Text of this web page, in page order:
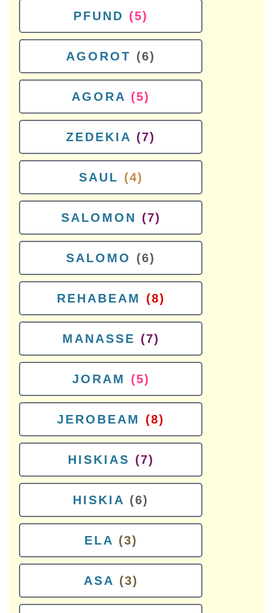
PFUND (5)
AGOROT (6)
AGORA (5)
ZEDEKIA (7)
SAUL (4)
SALOMON (7)
SALOMO (6)
REHABEAM (8)
MANASSE (7)
JORAM (5)
JEROBEAM (8)
HISKIAS (7)
HISKIA (6)
ELA (3)
ASA (3)